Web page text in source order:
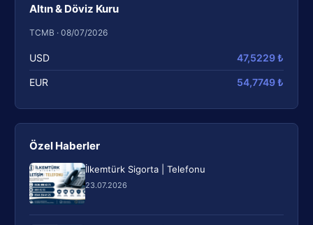
Altın & Döviz Kuru
TCMB · 08/07/2026
USD 47,5229 ₺
EUR 54,7749 ₺
Özel Haberler
İlkemtürk Sigorta | Telefonu
23.07.2026